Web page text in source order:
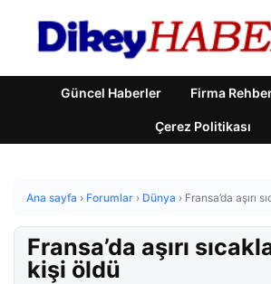
Güncel Haberler Firma
Çerez Politikası
Ana sayfa › Forumlar › Dünya › Fransa’da aşırı
Fransa’da aşırı
kişi öldü